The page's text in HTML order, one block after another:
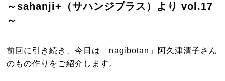
～sahanji+（サハンジプラス）より vol.17
～
前回に引き続き、今日は「nagibotan」阿久津清子さん
のもの作りをご紹介します。